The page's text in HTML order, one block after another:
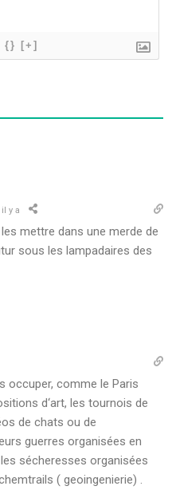
{} [+]
y a
mettre dans une merde de
sous les lampadaires des
occuper, comme le Paris
d‘art, les tournois de
de chats ou de
guerres organisées en
sécheresses organisées
( geoingenierie) .